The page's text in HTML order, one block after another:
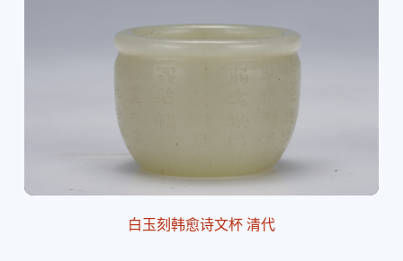
白玉刻韩愈诗文杯 清代